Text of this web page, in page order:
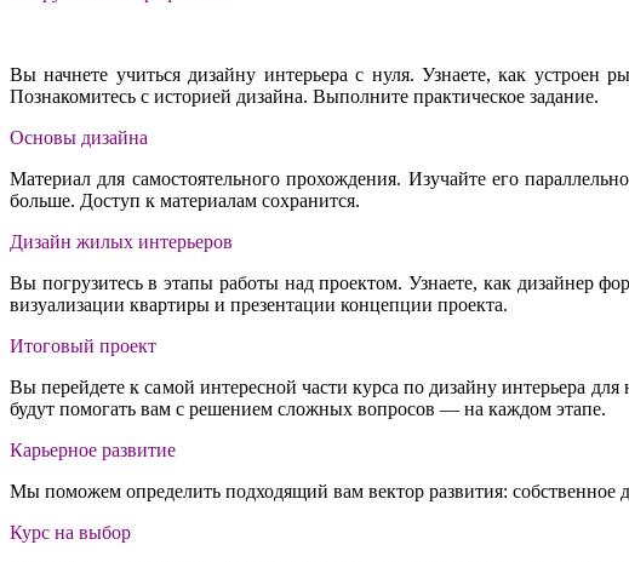
Вы начнете учиться дизайну интерьера с нуля. Узнаете, как устроен
Познакомитесь с историей дизайна. Выполните практическое задание.
Основы дизайна
Материал для самостоятельного прохождения. Изучайте его
больше. Доступ к материалам сохранится.
Дизайн жилых интерьеров
Вы погрузитесь в этапы работы над проектом. Узнаете, как дизайнер
визуализации квартиры и презентации концепции проекта.
Итоговый проект
Вы перейдете к самой интересной части курса по дизайну интерьера
будут помогать вам с решением сложных вопросов — на каждом этапе.
Карьерное развитие
Мы поможем определить подходящий вам вектор развития: собственное
Курс на выбор